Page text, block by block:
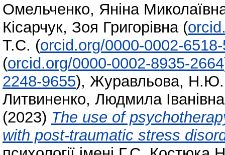
Омельченко, Яніна
Кісарчук, Зоя Григорівна (
Т.С. (orcid.org/0000-0002-
(orcid.org/0000-0002-8935-2664
2248-9655), Журавльова, Н.Ю.
Литвиненко, Людмила Іванівна
(2023) The use of
with post-traumatic stress